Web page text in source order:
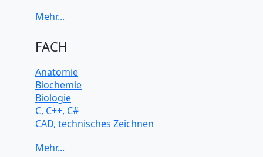
FACH
Anatomie
Biochemie
Biologie
C, C++, C#
CAD, technisches Zeichnen
Computerarchitektur